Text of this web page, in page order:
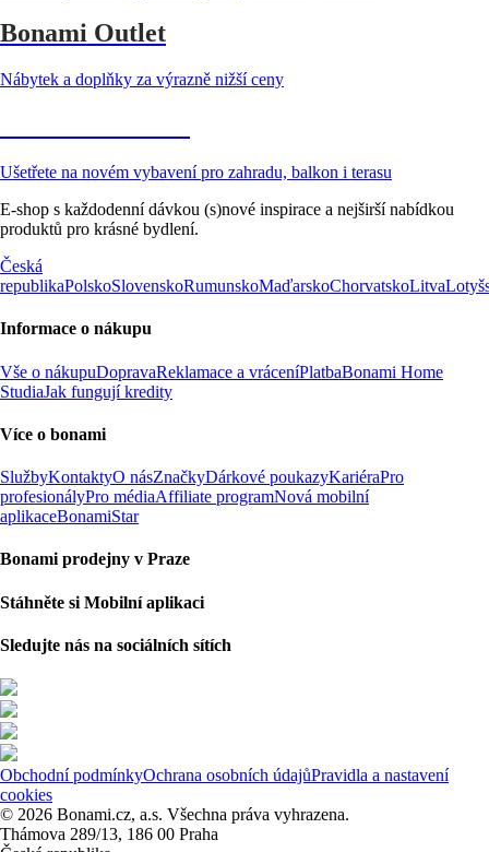
Bonami Outlet
Nábytek a doplňky za výrazně nižší ceny
Ušetřete na novém vybavení pro zahradu, balkon i terasu
E-shop s každodenní dávkou (s)nové inspirace a nejširší nabídkou
produktů pro krásné bydlení.
Česká
republikaPolskoSlovenskoRumunskoMaďarskoChorvatskoLitva
Informace o nákupu
Vše o nákupuDopravaReklamace a vráceníPlatbaBonami Home
StudiaJak fungují kredity
Více o bonami
SlužbyKontaktyO násZnačkyDárkové poukazyKariéraPro
profesionályPro médiaAffiliate programNová mobilní
aplikaceBonamiStar
Bonami prodejny v Praze
Stáhněte si Mobilní aplikaci
Sledujte nás na sociálních sítích
Obchodní podmínkyOchrana osobních údajůPravidla a nastavení
cookies
© 2026 Bonami.cz, a.s. Všechna práva vyhrazena.
Thámova 289/13, 186 00 Praha